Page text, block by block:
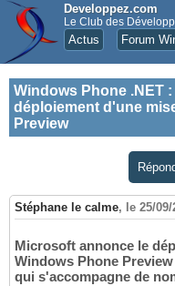
Developpez.com
Le Club des
Actus Forum
Windows Phone .NET :
déploiement d'une
Preview
Stéphane le calme, le 25/
Microsoft annonce le
Windows Phone Preview
qui s'accompagne de